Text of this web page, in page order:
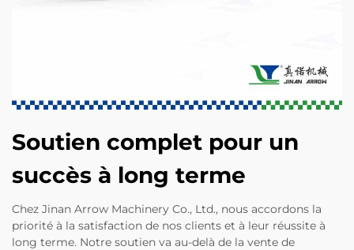
Soutien complet pour un
succès à long terme
Chez Jinan Arrow Machinery Co., Ltd., nous accordons la
priorité à la satisfaction de nos clients et à leur réussite à
long terme. Notre soutien va au-delà de la vente de